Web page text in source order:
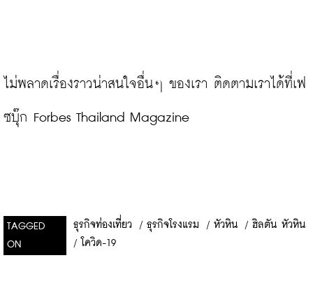
ไม่พลาดเรื่องราวน่าสนใจอื่นๆ ของเรา ติดตามเราได้ที่เฟ
ซบุ๊ก Forbes Thailand Magazine
TAGGED
ON
ธุรกิจท่องเที่ยว / ธุรกิจโรงแรม / หัวหิน / ฮิลตัน หัวหิน
/ โควิด-19